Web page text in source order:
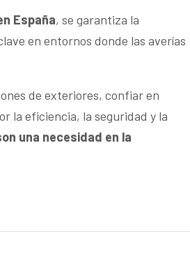
España, se garantiza la
en entornos donde las averías
de exteriores, confiar en
la eficiencia, la seguridad y la
una necesidad en la